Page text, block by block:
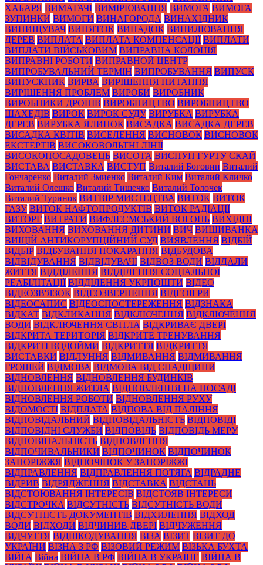
ХАБАРЯ ВИМАГАЧІ ВИМІРЮВАННЯ ВИМОГА ВИМОГА
ЗУПИНКИ ВИМОГИ ВИНАГОРОДА ВИНАХІДНИК
ВИНИЩУВАЧ ВИНЯТОК ВИПАДОК ВИПИЛЮВАННЯ
ДЕРЕВ ВИПЛАТА ВИПЛАТА КОМПЕНСАЦІЇ ВИПЛАТИ
ВИПЛАТИ ВІЙСЬКОВИМ ВИПРАВНА КОЛОНІЯ
ВИПРАВНІ РОБОТИ ВИПРАВНОЙ ЦЕНТР
ВИПРОБУВАЛЬНИЙ ТЕРМІН ВИПРОБУВАННЯ ВИПУСК
ВИПУСКНИК ВИРВА ВИРІШЕННЯ ПИТАННЯ
ВИРІШЕННЯ ПРОБЛЕМ ВИРОБИ ВИРОБНИК
ВИРОБНИКИ ДРОНІВ ВИРОБНИЦТВО ВИРОБНИЦТВО
ШАХЕДІВ ВИРОК ВИРОК СУДУ ВИРУБКА ВИРУБКА
ДЕРЕВ ВИРУБКА ЯЛИНОК ВИСАДКА ВИСАДКА ДЕРЕВ
ВИСАДКА КВІТІВ ВИСЕЛЕННЯ ВИСНОВОК ВИСНОВОК
ЕКСТЕРТІВ ВИСОКОВОЛЬТНІ ЛІНІЇ
ВИСОКОПОСАДОВЕЦЬ ВИСОТА ВИСПУП ГУРТУ СКАЙ
ВИСТАВА ВИСТАВКА ВИСТУП Виталий Боговин Виталий
Гончаренко Виталий Змиенко Виталий Ким Виталий Кличко
Виталий Олешко Виталий Тишечко Виталий Толочек
Виталий Туринок ВИТВІР МИСТЕЦТВА ВИТОК ВИТОК
ГАЗУ ВИТОК НАФТОПРОДУКТІВ ВИТОК РАДІАЦІЇ
ВИТОРГ ВИТРАТИ ВИФЛЕЄМСЬКИЙ ВОГОНЬ ВИХІДНІ
ВИХОВАННЯ ВИХОВАННЯ ДИТИНИ ВИЧ ВИШИВАНКА
ВИЩІЙ АНТИКОРУПЦІЙНИЙ СУД ВИЯВЛЕННЯ ВІДБІЙ
ВІДБІР ВІДБУВАННЯ ПОКАРАННЯ ВІДБУДОВА
ВІДВІДУВАННЯ ВІДВІДУВАЧІ ВІДВОЗ ВОДИ ВІДДАЛИ
ЖИТТЯ ВІДДІЛЕННЯ ВІДДІЛЕННЯ СОЦІАЛЬНОЇ
РЕАБІЛІТАЦІЇ ВІДДІЛЕННЯ УКРПОШТИ ВІДЕО
ВІДЕОЗВ'ЯЗОК ВІДЕОЗВЕРНЕННЯ ВІДЕОІГРИ
ВІДЕОСАПИС ВІДЕОСПОСТЕРЕЖЕННЯ ВІДЗНАКА
ВІДКАТ ВІДКЛИКАННЯ ВІДКЛЮЧЕННЯ ВІДКЛЮЧЕННЯ
ВОДИ ВІДКЛЮЧЕННЯ СВІТЛА ВІДКРИВАЄ ДВЕРІ
ВІДКРИТА ТЕРИТОРІЯ ВІДКРИТЕ ТРЕНУВАННЯ
ВІДКРИТІ ВОДОЙМИ ВІДКРИТТЯ ВІДКРИТТЯ
ВИСТАВКИ ВІДЛУННЯ ВІДМИВАННЯ ВІДМИВАННЯ
ГРОШЕЙ ВІДМОВА ВІДМОВА ВІД СПАДЩИНИ
ВІДНОВЛЕННЯ ВІДНОВЛЕННЯ БУДИНКІВ
ВІДНОВЛЕННЯ ЖИТЛА ВІДНОВЛЕННЯ НА ПОСАДІ
ВІДНОВЛЕННЯ РОБОТИ ВІДНОВЛЕННЯ РУХУ
ВІДОМОСТІ ВІДПЛАТА ВІДПОВА ВІД ПАЛІННЯ
ВІДПОВІДАЛЬНИЙ ВІДПОВІДАЛЬНІСТЬ ВІДПОВІДІ
ВІДПОВІДНІ СЛУЖБИ ВІДПОВІДЬ ВІДПОВІДЬ МЕРУ
ВІДПОВІПАЛЬНІСТЬ ВІДПОВЛЕННЯ
ВІДПОЧИВАЛЬНИКИ ВІДПОЧИНОК ВІДПОЧИНОК
ЗАПОРІЖЖЯ ВІДПОЧІНОК У ЗАПОРІЖЖІ
ВІДПРАВЛЕННЯ ВІДПРАВЛЕННЯ ПОТЯГА ВІДРАДНЕ
ВІДРИВ ВІДРЯДЖЕННЯ ВІДСТАВКА ВІДСТАНЬ
ВІДСТОЮВАННЯ ІНТЕРЕСІВ ВІДСТОЯВ ІНТЕРЕСИ
ВІДСТРОЧКА ВІДСУТНІСТЬ ВІДСУТНІСТЬ ВОДИ
ВІДСУТНІСТЬ ДОКУМЕНТІВ ВІДХИЛЕННЯ ВІДХОД
ВОДИ ВІДХОДИ ВІДЧИНИВ ДВЕРІ ВІДЧУЖЕННЯ
ВІДЧУТТЯ ВІДШКОДУВАННЯ ВІЗА ВІЗИТ ВІЗИТ ДО
УКРАЇНИ ВІЗНА З РФ ВІЗОВИЙ РЕЖИМ ВІЗЬКА БУХТА
ВІЙГА Війна ВІЙНА В РФ ВІЙНА В УКРАЇНЕ ВІЙНА В